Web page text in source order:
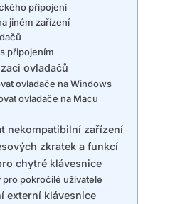
připojení
jiném zařízení
připojením
ovladačů
ovladače na Windows
ovladače na Macu
nekompatibilní zařízení
zkratek a funkcí
chytré klávesnice
pro pokročilé uživatele
externí klávesnice